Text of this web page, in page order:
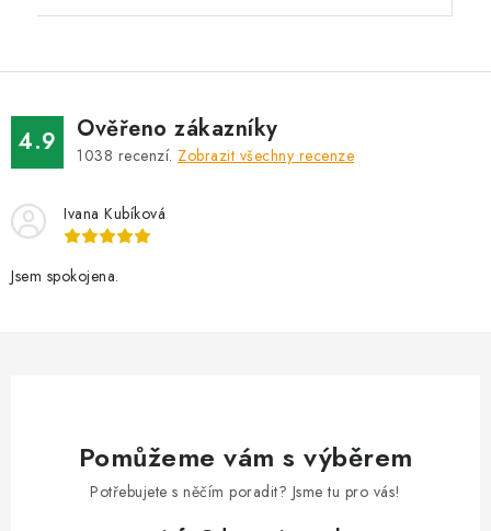
4.9 Ověřeno zákazníky
1038 recenzí. Zobrazit všechny recenze
Ivana Kubíková
Jsem spokojena.
Pomůžeme vám s výběrem
Potřebujete s něčím poradit? Jsme tu pro vás!